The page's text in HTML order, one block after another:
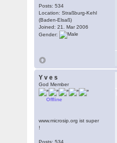
Posts: 534
Location: Straßburg-Kehl
(Baden-Elsaß)
Joined: 21. Mar 2006
Gender:
Y v e s
God Member
Offline
www.microsip.org ist super
!
Posts: 534